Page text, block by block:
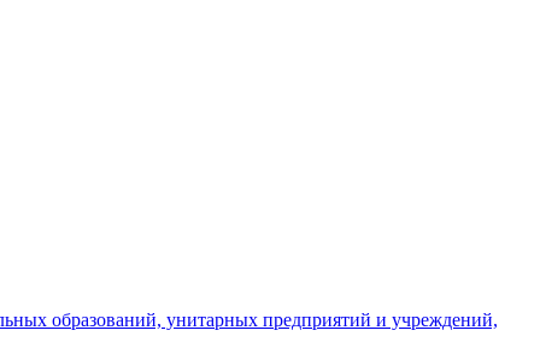
образований, унитарных предприятий и учреждений,